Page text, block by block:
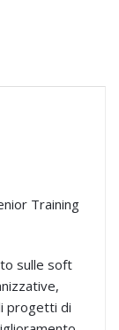
Training
sulle soft
progetti di